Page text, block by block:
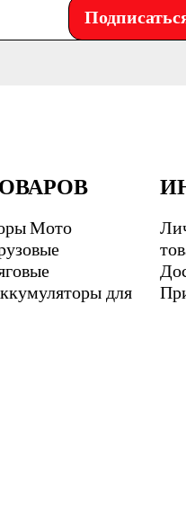
Мото
для